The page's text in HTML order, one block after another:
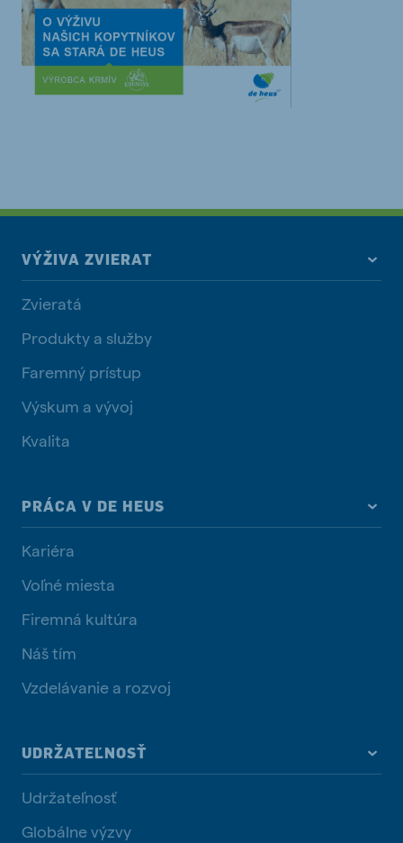
VÝŽIVA ZVIERAT
Zvieratá
Produkty a služby
Faremný prístup
Výskum a vývoj
Kvalita
PRÁCA V DE HEUS
Kariéra
Voľné miesta
Firemná kultúra
Náš tím
Vzdelávanie a rozvoj
UDRŽATEĽNOSŤ
Udržateľnosť
Globálne výzvy